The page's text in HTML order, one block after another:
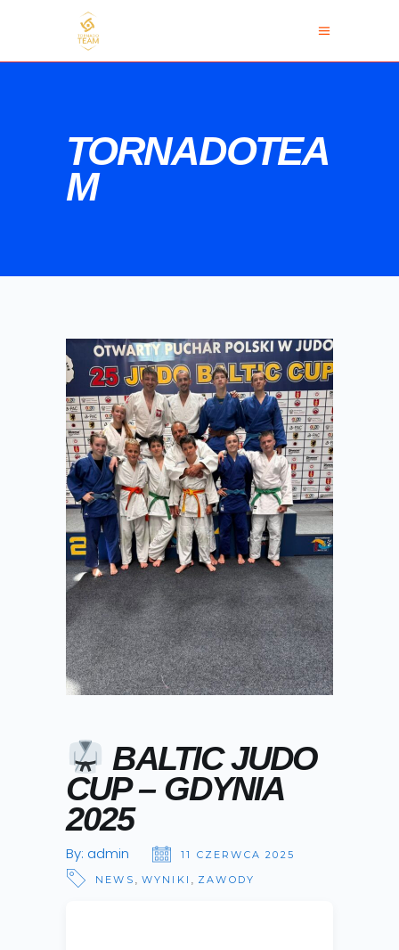
TORNADOTEA
M
BALTIC JUDO
CUP – GDYNIA
2025
By: admin
11 CZERWCA 2025
NEWS , WYNIKI , ZAWODY